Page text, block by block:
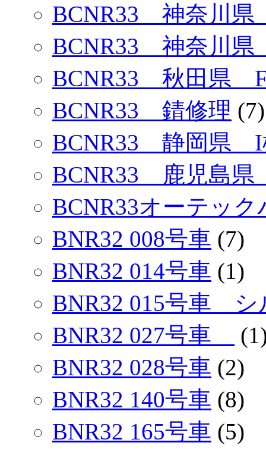
BCNR33 神奈川
BCNR33 神奈川
BCNR33 秋田県
BCNR33 錆修理 (7)
BCNR33 静岡県
BCNR33 鹿児島
BCNR33オーテッ
BNR32 008号車 (7)
BNR32 014号車 (1)
BNR32 015号車
BNR32 027号車
BNR32 028号車 (2)
BNR32 140号車 (8)
BNR32 165号車 (5)